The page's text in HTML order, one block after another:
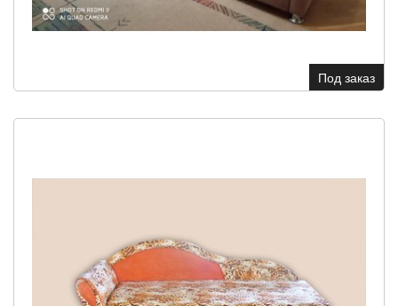
Под заказ